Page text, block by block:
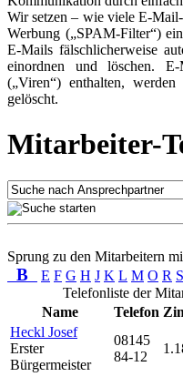
Wir setzen – wie viele E-
Werbung („SPAM-Filter“)
E-Mails fälschlicherweise
einordnen und löschen. E-
(„Viren“) enthalten,
gelöscht.
Mitarbeiter-
Sprung zu den Mitarbeitern
B E F G H J K L M O R S
Telefonliste der
Name
Telefon
Heckl Josef
Erster
Bürgermeister
08145
84-12